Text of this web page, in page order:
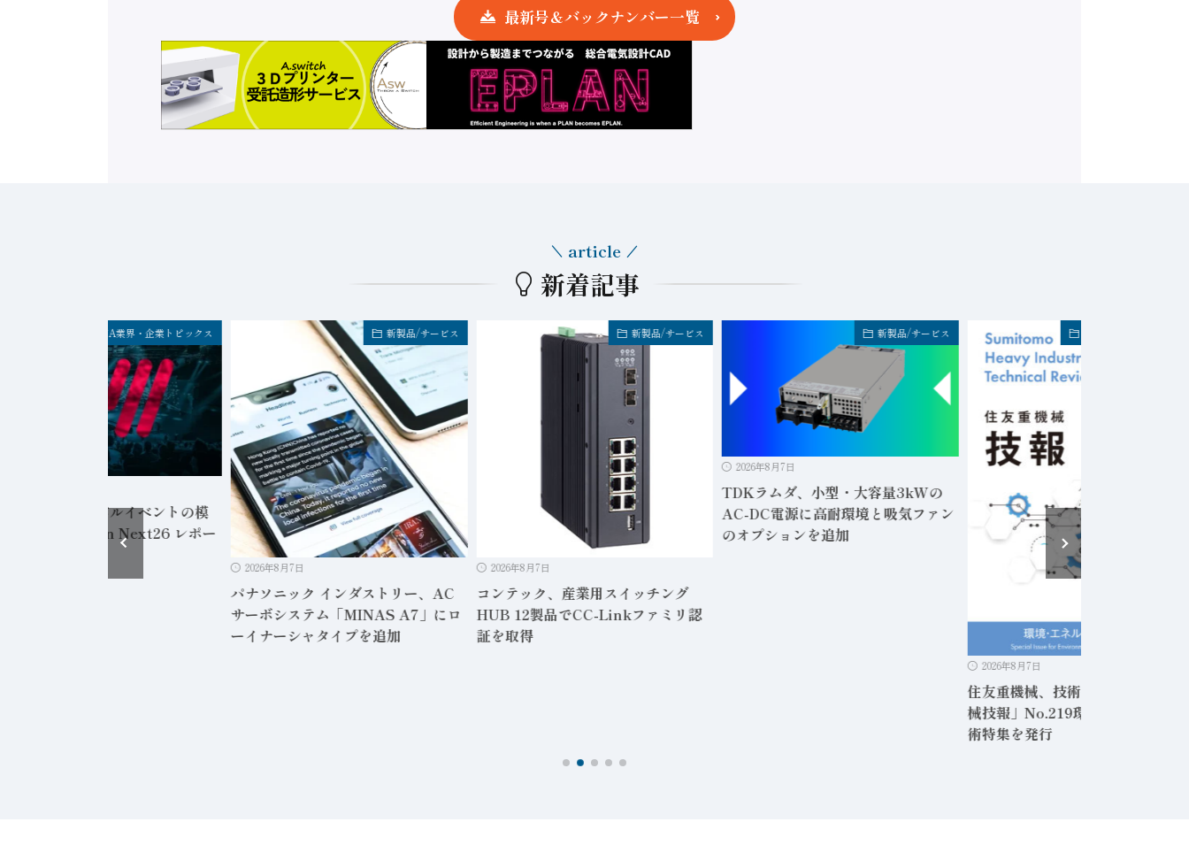
最新号＆バックナンバー一覧
新着記事
article
FA業界・企業トピックス
、グローバルイベントの模
伝える「Eplan Next26 レポー
新製品/サービス
2026年8月7日
パナソニック インダストリー、AC
サーボシステム「MINAS A7」にロ
ーイナーシャタイプを追加
新製品/サービス
2026年8月7日
コンテック、産業用スイッチング
HUB 12製品でCC-Linkファミリ認
証を取得
新製品/サービス
2026年8月7日
TDKラムダ、小型・大容量3kWの
AC-DC電源に高耐環境と吸気ファン
のオプションを追加
2026年8月7日
住友重機械、技術報告書「住友重
械技報」No.219環境・エネルギ
術特集を発行